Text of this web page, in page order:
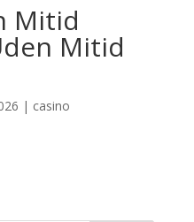
Mitid
Mitid
| casino